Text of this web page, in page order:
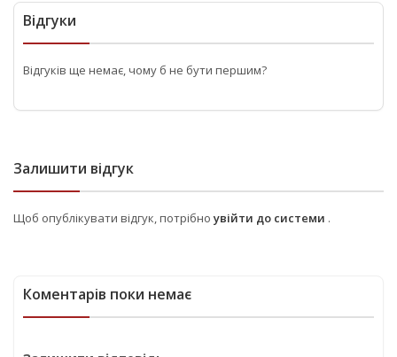
Відгуки
Відгуків ще немає, чому б не бути першим?
Залишити відгук
Щоб опублікувати відгук, потрібно увійти до системи .
Коментарів поки немає